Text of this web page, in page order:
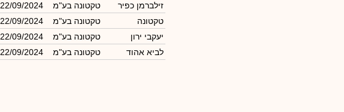
זילברמן כפיר
טקטונה בע"מ 22/09/2024
טקטונה
טקטונה בע"מ 22/09/2024
יעקבי ירון
טקטונה בע"מ 22/09/2024
לביא אהוד
טקטונה בע"מ 22/09/2024